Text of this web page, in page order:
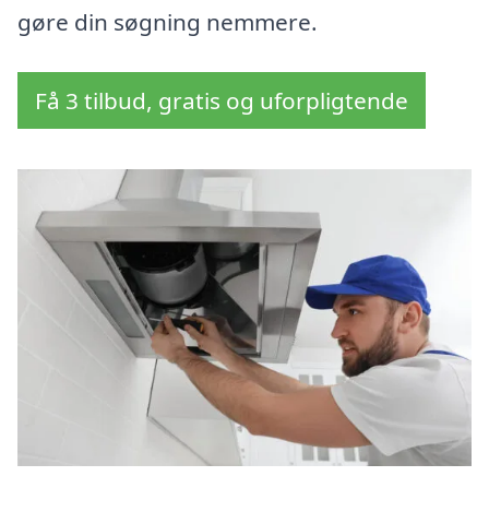
gøre din søgning nemmere.
Få 3 tilbud, gratis og uforpligtende